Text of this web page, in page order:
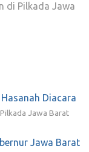
di Pilkada Jawa
Diacara
Jawa Barat
Jawa Barat